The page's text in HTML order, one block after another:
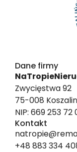
Dane firmy
Zwycięstwa 92
75-008 Koszalin
NIP: 669 253 72
Kontakt
+48 883 334